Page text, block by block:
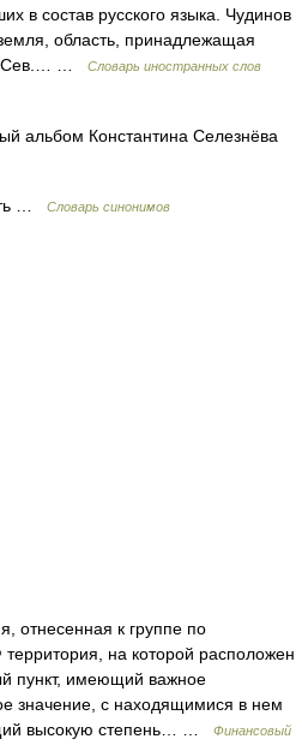
в состав русского языка. Чудинов
область, принадлежащая
в Сев.… …
Словарь иностранных слов
альбом Константина Селезнёва
… Словарь синонимов
отнесенная к группе по
на которой расположен
пункт, имеющий важное
значение, с находящимися в нем
высокую степень… …
Финансовый